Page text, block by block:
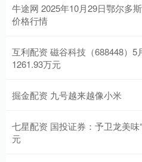
牛途网 2025年10月29日鄂尔多
价格行情
互利配资 磁谷科技（688448）5
1261.93万元
掘金配资 九号越来越像小米
七星配资 国投证券：予卫龙美味
元